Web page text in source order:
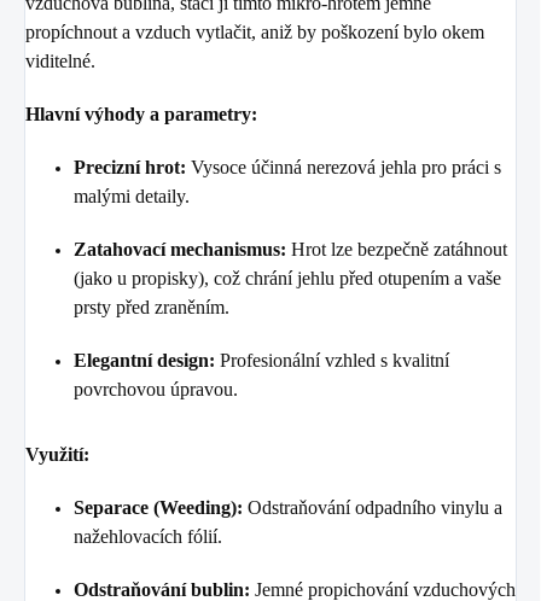
propíchnout a vzduch vytlačit, aniž by poškození bylo okem
viditelné.
Hlavní výhody a parametry:
Precizní hrot: Vysoce účinná nerezová jehla pro práci s
malými detaily.
Zatahovací mechanismus: Hrot lze bezpečně zatáhnout
(jako u propisky), což chrání jehlu před otupením a vaše
prsty před zraněním.
Elegantní design: Profesionální vzhled s kvalitní
povrchovou úpravou.
Využití:
Separace (Weeding): Odstraňování odpadního vinylu a
nažehlovacích fólií.
Odstraňování bublin: Jemné propichování vzduchových